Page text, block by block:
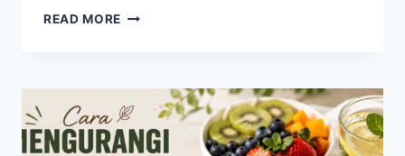
READ MORE LATIHAN
DILAKUKAN
DI
RUMAH
TANPA